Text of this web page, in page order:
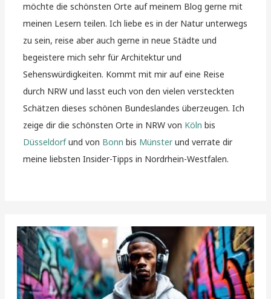
möchte die schönsten Orte auf meinem Blog gerne mit
meinen Lesern teilen. Ich liebe es in der Natur unterwegs
zu sein, reise aber auch gerne in neue Städte und
begeistere mich sehr für Architektur und
Sehenswürdigkeiten. Kommt mit mir auf eine Reise
durch NRW und lasst euch von den vielen versteckten
Schätzen dieses schönen Bundeslandes überzeugen. Ich
zeige dir die schönsten Orte in NRW von Köln bis
Düsseldorfund von Bonn bis Münsterund verrate dir
meine liebsten Insider-Tipps in Nordrhein-Westfalen.